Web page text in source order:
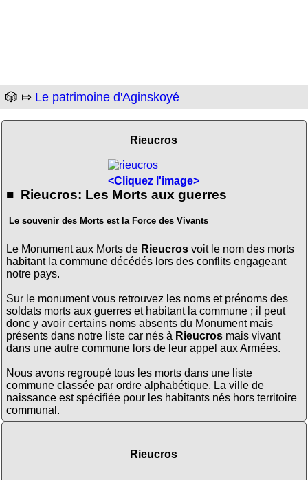
🎲 ⤇ Le patrimoine d'Aginskoyé
Rieucros
<Cliquez l'image>
■ Rieucros: Les Morts aux guerres
Le souvenir des Morts est la Force des Vivants
Le Monument aux Morts de Rieucrosvoit le nom des morts
habitant la commune décédés lors des conflits engageant
notre pays.
Sur le monument vous retrouvez les noms et prénoms des
soldats morts aux guerres et habitant la commune ; il peut
donc y avoir certains noms absents du Monument mais
présents dans notre liste car nés à Rieucrosmais vivant
dans une autre commune lors de leur appel aux Armées.
Nous avons regroupé tous les morts dans une liste
commune classée par ordre alphabétique. La ville de
naissance est spécifiée pour les habitants nés hors territoire
communal.
Rieucros